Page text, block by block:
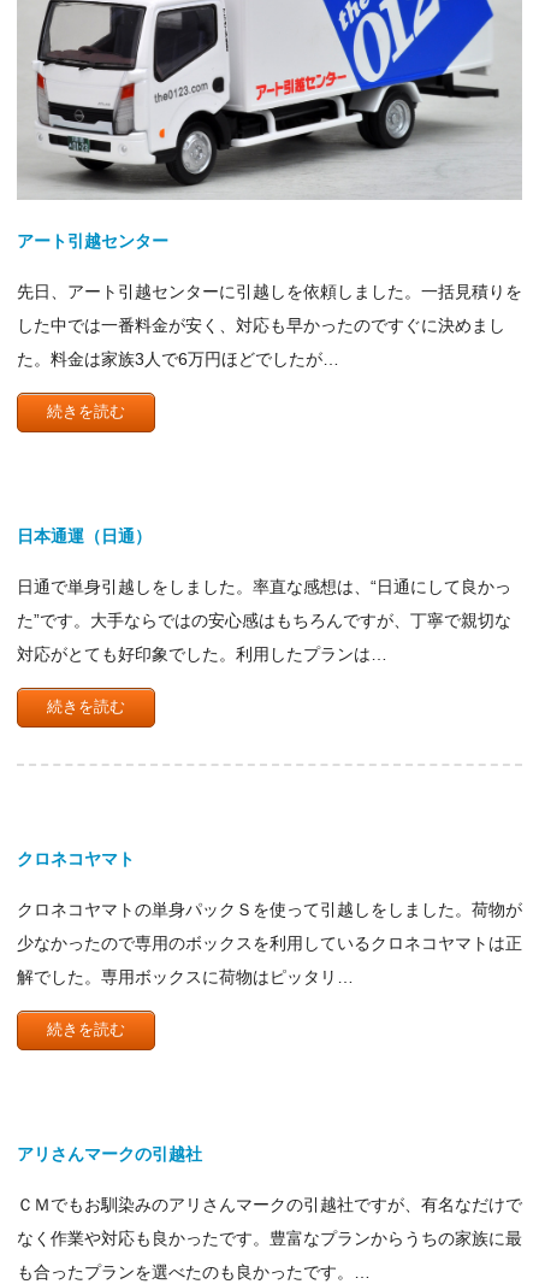
アート引越センター
先日、アート引越センターに引越しを依頼しました。一括見積りを
した中では一番料金が安く、対応も早かったのですぐに決めまし
た。料金は家族3人で6万円ほどでしたが…
続きを読む
日本通運（日通）
日通で単身引越しをしました。率直な感想は、“日通にして良かっ
た”です。大手ならではの安心感はもちろんですが、丁寧で親切な
対応がとても好印象でした。利用したプランは…
続きを読む
クロネコヤマト
クロネコヤマトの単身パックＳを使って引越しをしました。荷物が
少なかったので専用のボックスを利用しているクロネコヤマトは正
解でした。専用ボックスに荷物はピッタリ…
続きを読む
アリさんマークの引越社
ＣＭでもお馴染みのアリさんマークの引越社ですが、有名なだけで
なく作業や対応も良かったです。豊富なプランからうちの家族に最
も合ったプランを選べたのも良かったです。…